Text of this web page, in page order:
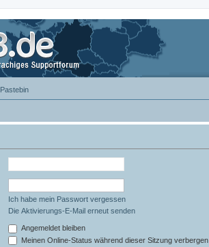
Pastebin
Ich habe mein Passwort vergessen
Die Aktivierungs-E-Mail erneut senden
Angemeldet bleiben
Meinen Online-Status während dieser Sitzung verbergen